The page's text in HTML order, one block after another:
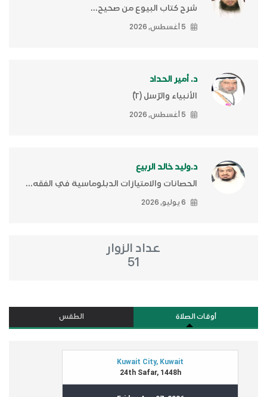
شرح كتاب البيوع من صحيح...
5 أغسطس, 2026
د. أمير الحداد
الأنبياء والرّسل (٢)ّ
5 أغسطس, 2026
د.وليد خالد الربيع
الحصانات والامتيازات الدبلوماسية في الفقه...
6 يوليو, 2026
عداد الزوار
51
أوقات الصلاة الطقس